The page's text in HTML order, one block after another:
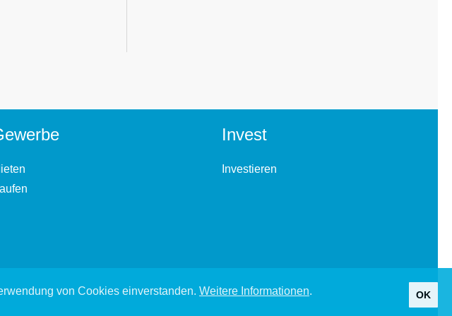
Invest
Investieren
von Cookies einverstanden. Weitere Informationen. OK